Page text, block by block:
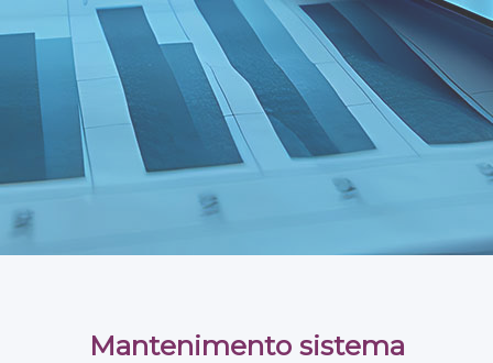
Mantenimento sistema